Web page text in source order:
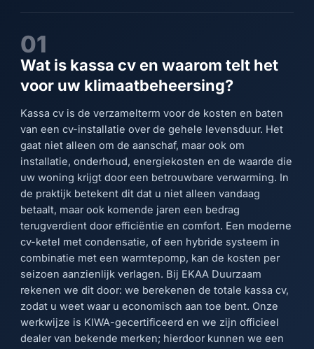
01
Wat is kassa cv en waarom telt het
voor uw klimaatbeheersing?
Kassa cv is de verzamelterm voor de kosten en baten
van een cv-installatie over de gehele levensduur. Het
gaat niet alleen om de aanschaf, maar ook om
installatie, onderhoud, energiekosten en de waarde die
uw woning krijgt door een betrouwbare verwarming. In
de praktijk betekent dit dat u niet alleen vandaag
betaalt, maar ook komende jaren een bedrag
terugverdient door efficiëntie en comfort. Een moderne
cv-ketel met condensatie, of een hybride systeem in
combinatie met een warmtepomp, kan de kosten per
seizoen aanzienlijk verlagen. Bij EKAA Duurzaam
rekenen we dit door: we berekenen de totale kassa cv,
zodat u weet waar u economisch aan toe bent. Onze
werkwijze is KIWA-gecertificeerd en we zijn officieel
dealer van bekende merken; hierdoor kunnen we een